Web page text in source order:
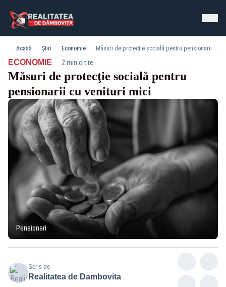
Acasă Știri Economie Măsuri de protecţie socială pentru pensionarii cu venituri mici
ECONOMIE· 2 min citire
Măsuri de protecţie socială pentru
pensionarii cu venituri mici
Pensionari
Scris de
Realitatea de Dambovita